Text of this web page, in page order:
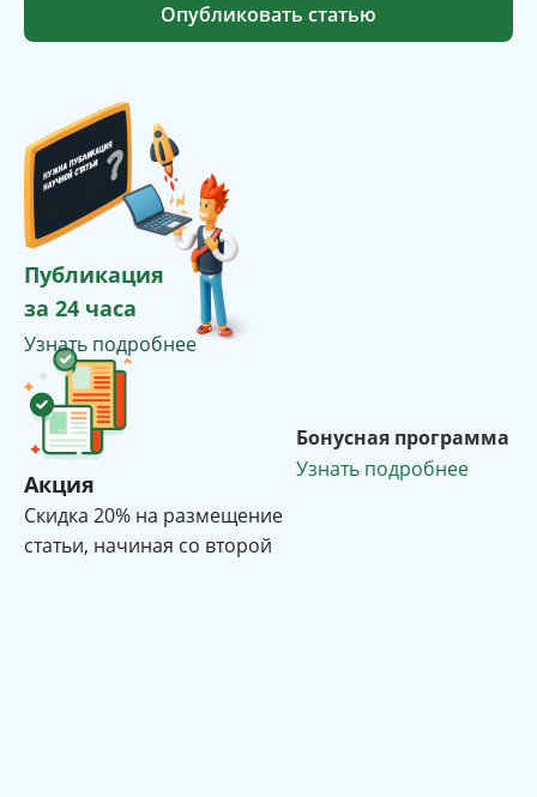
Опубликовать статью
Публикация
за 24 часа
Узнать подробнее
Акция
Cкидка 20% на размещение
статьи, начиная со второй
Бонусная программа
Узнать подробнее